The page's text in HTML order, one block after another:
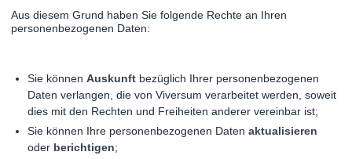
Aus diesem Grund haben Sie folgende Rechte an Ihren
personenbezogenen Daten:
Sie können Auskunft bezüglich Ihrer personenbezogenen
Daten verlangen, die von Viversum verarbeitet werden, soweit
dies mit den Rechten und Freiheiten anderer vereinbar ist;
Sie können Ihre personenbezogenen Daten aktualisieren
oder berichtigen;